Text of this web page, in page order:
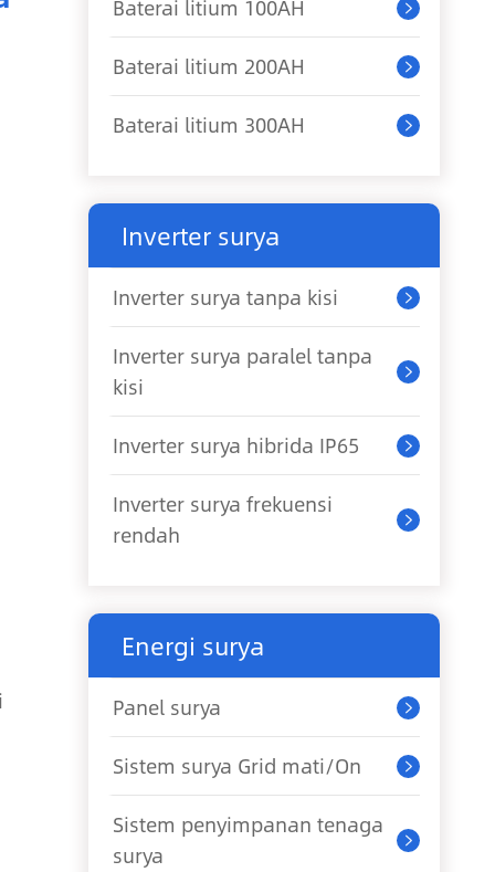
Baterai litium 100AH 
Baterai litium 200AH 
Baterai litium 300AH 
Inverter surya
Inverter surya tanpa kisi 
Inverter surya paralel tanpa
kisi

Inverter surya hibrida IP65 
Inverter surya frekuensi
rendah

Energi surya
Panel surya 
Sistem surya Grid mati/On 
Sistem penyimpanan tenaga
surya
